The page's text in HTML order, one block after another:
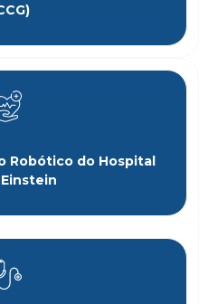
Robótico do Hospital